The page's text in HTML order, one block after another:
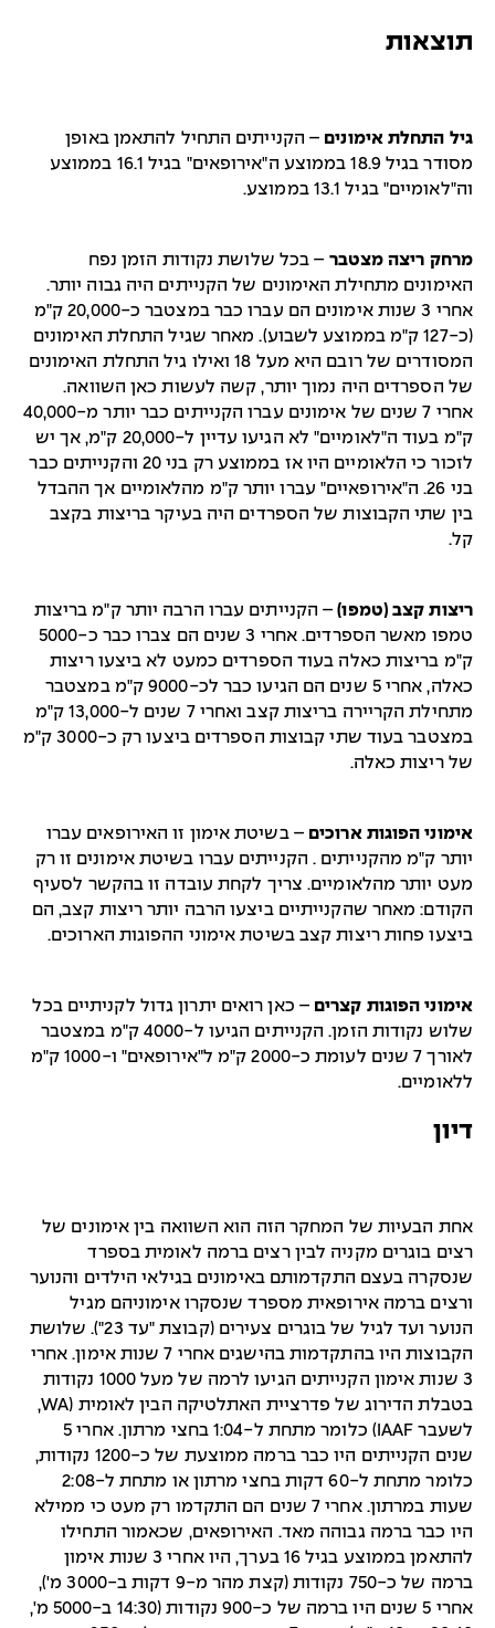
תוצאות
גיל התחלת אימונים – הקנייתים התחיל להתאמן באופן
מסודר בגיל 18.9 בממוצע ה"אירופאים" בגיל 16.1 בממוצע
וה"לאומיים" בגיל 13.1 בממוצע.
מרחק ריצה מצטבר – בכל שלושת נקודות הזמן נפח
האימונים מתחילת האימונים של הקנייתים היה גבוה יותר.
אחרי 3 שנות אימונים הם עברו כבר במצטבר כ-20,000 ק"מ
(כ-127 ק"מ בממוצע לשבוע). מאחר שגיל התחלת האימונים
המסודרים של רובם היא מעל 18 ואילו גיל התחלת האימונים
של הספרדים היה נמוך יותר, קשה לעשות כאן השוואה.
אחרי 7 שנים של אימונים עברו הקנייתים כבר יותר מ-40,000
ק"מ בעוד ה"לאומיים" לא הגיעו עדיין ל-20,000 ק"מ, אך יש
לזכור כי הלאומיים היו אז בממוצע רק בני 20 והקנייתים כבר
בני 26. ה"אירופאיים" עברו יותר ק"מ מהלאומיים אך ההבדל
בין שתי הקבוצות של הספרדים היה בעיקר בריצות בקצב
קל.
ריצות קצב (טמפו) – הקנייתים עברו הרבה יותר ק"מ בריצות
טמפו מאשר הספרדים. אחרי 3 שנים הם צברו כבר כ-5000
ק"מ בריצות כאלה בעוד הספרדים כמעט לא ביצעו ריצות
כאלה, אחרי 5 שנים הם הגיעו כבר לכ-9000 ק"מ במצטבר
מתחילת הקריירה בריצות קצב ואחרי 7 שנים ל-13,000 ק"מ
במצטבר בעוד שתי קבוצות הספרדים ביצעו רק כ-3000 ק"מ
של ריצות כאלה.
אימוני הפוגות ארוכים – בשיטת אימון זו האירופאים עברו
יותר ק"מ מהקנייתים . הקנייתים עברו בשיטת אימונים זו רק
מעט יותר מהלאומיים. צריך לקחת עובדה זו בהקשר לסעיף
הקודם: מאחר שהקנייתיים ביצעו הרבה יותר ריצות קצב, הם
ביצעו פחות ריצות קצב בשיטת אימוני ההפוגות הארוכים.
אימוני הפוגות קצרים – כאן רואים יתרון גדול לקניתיים בכל
שלוש נקודות הזמן. הקנייתים הגיעו ל-4000 ק"מ במצטבר
לאורך 7 שנים לעומת כ-2000 ק"מ ל"אירופאים" ו-1000 ק"מ
ללאומיים.
דיון
אחת הבעיות של המחקר הזה הוא השוואה בין אימונים של
רצים בוגרים מקניה לבין רצים ברמה לאומית בספרד
שנסקרה בעצם התקדמותם באימונים בגילאי הילדים והנוער
ורצים ברמה אירופאית מספרד שנסקרו אימוניהם מגיל
הנוער ועד לגיל של בוגרים צעירים (קבוצת "עד 23"). שלושת
הקבוצות היו בהתקדמות בהישגים אחרי 7 שנות אימון. אחרי
3 שנות אימון הקנייתים הגיעו לרמה של מעל 1000 נקודות
בטבלת הדירוג של פדרציית האתלטיקה הבין לאומית (WA,
לשעבר IAAF) כלומר מתחת ל-1:04 בחצי מרתון. אחרי 5
שנים הקנייתים היו כבר ברמה ממוצעת של כ-1200 נקודות,
כלומר מתחת ל-60 דקות בחצי מרתון או מתחת ל-2:08
שעות במרתון. אחרי 7 שנים הם התקדמו רק מעט כי ממילא
היו כבר ברמה גבוהה מאד. האירופאים, שכאמור התחילו
להתאמן בממוצע בגיל 16 בערך, היו אחרי 3 שנות אימון
ברמה של כ-750 נקודות (קצת מהר מ-9 דקות ב-3000 מ'),
אחרי 5 שנים היו ברמה של כ-900 נקודות (14:30 ב-5000 מ',